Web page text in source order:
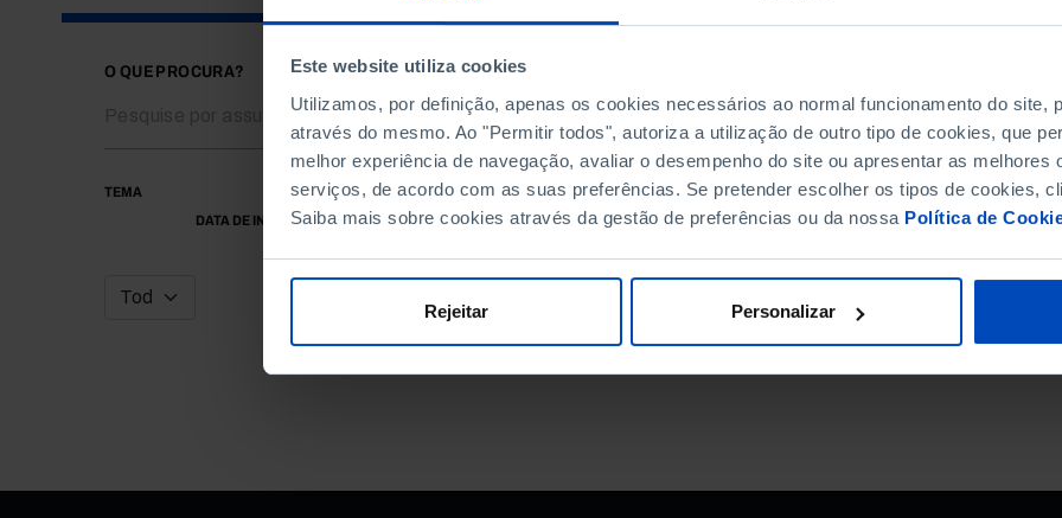
Este website utiliza cookies
Utilizamos, por definição, apenas os cookies necessários ao normal funcionamento do site,
através do mesmo. Ao "Permitir todos", autoriza a utilização de outro tipo de cookies, que
melhor experiência de navegação, avaliar o desempenho do site ou apresentar as melhores
serviços, de acordo com as suas preferências. Se pretender escolher os tipos de cookies,
Saiba mais sobre cookies através da gestão de preferências ou da nossa Política de
Rejeitar Personalizar
O QUE PROCURA?
TEMA
DATA DE INÍCIO
DATA DE FIM